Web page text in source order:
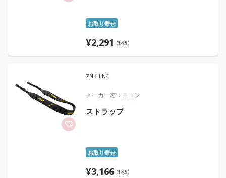
お取り寄せ
¥2,291 (税抜)
ZNK-LN4
メーカー名 ニコン
ストラップ
お取り寄せ
¥3,166 (税抜)